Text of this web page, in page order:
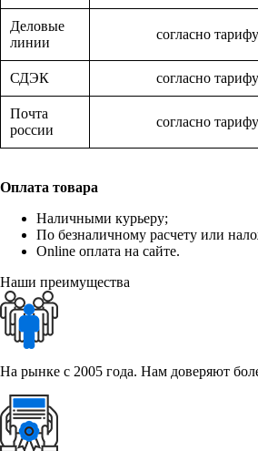
Деловые
линии
согласно
СДЭК согласно
Почта
россии
согласно
Оплата товара
Наличными курьеру;
По безналичному расчету или
Online оплата на сайте.
Наши преимущества
На рынке с 2005 года. Нам доверяют